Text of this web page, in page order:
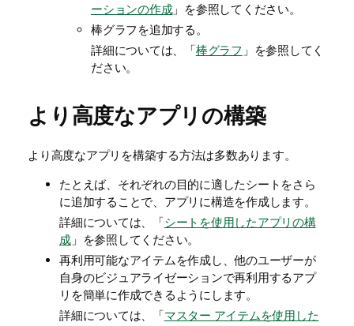
ーションの作成」を参照してください。
棒グラフを追加する。
詳細については、「棒グラフ 」を参照してく
ださい。
より高度なアプリの構築
より高度なアプリを構築する方法は多数あります。
たとえば、それぞれの目的に適したシートをさら
に追加することで、アプリに構造を作成します。
詳細については、「シートを使用したアプリの構
成」を参照してください。
再利用可能なアイテムを作成し、他のユーザーが
自身のビジュアライゼーションで再利用するアプ
リを簡単に作成できるようにします。
詳細については、「マスター アイテムを使用した